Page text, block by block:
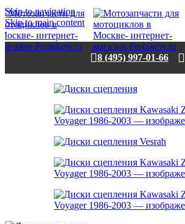
Skip to navigation
Skip to main content
8 (495) 997-01-66